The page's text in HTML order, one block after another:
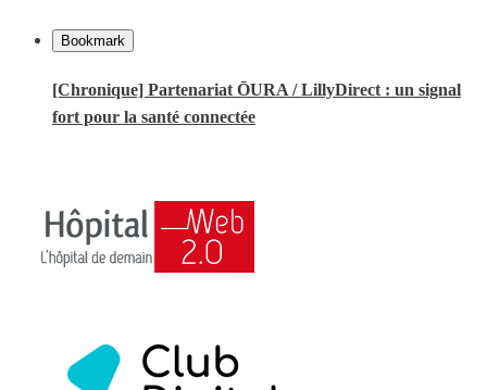
Bookmark
[Chronique] Partenariat ŌURA / LillyDirect : un signal
fort pour la santé connectée